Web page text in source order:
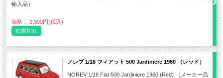
輸入品）
価格： 2,300円(税込)
在庫切れ
ノレブ 1/18 フィアット 500 Jardiniere 1960 （レッド）
NOREV 1/18 Fiat 500 Jardiniere 1960 (Red) （メーカー品